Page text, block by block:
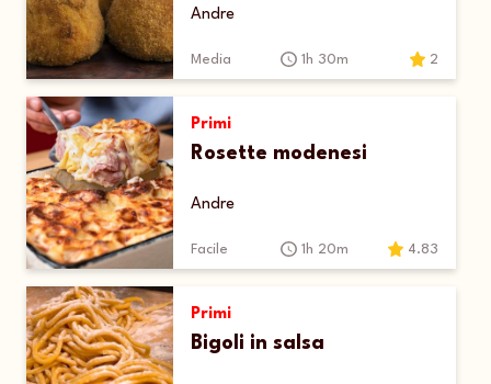
Andre
Media 1h 30m 2
Primi
Rosette modenesi
Andre
Facile 1h 20m 4.83
Primi
Bigoli in salsa